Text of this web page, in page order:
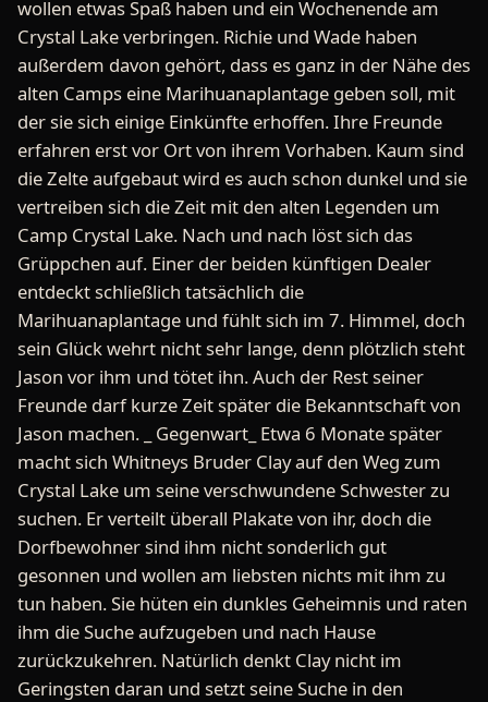
wollen etwas Spaß haben und ein Wochenende am
Crystal Lake verbringen. Richie und Wade haben
außerdem davon gehört, dass es ganz in der Nähe des
alten Camps eine Marihuanaplantage geben soll, mit
der sie sich einige Einkünfte erhoffen. Ihre Freunde
erfahren erst vor Ort von ihrem Vorhaben. Kaum sind
die Zelte aufgebaut wird es auch schon dunkel und sie
vertreiben sich die Zeit mit den alten Legenden um
Camp Crystal Lake. Nach und nach löst sich das
Grüppchen auf. Einer der beiden künftigen Dealer
entdeckt schließlich tatsächlich die
Marihuanaplantage und fühlt sich im 7. Himmel, doch
sein Glück wehrt nicht sehr lange, denn plötzlich steht
Jason vor ihm und tötet ihn. Auch der Rest seiner
Freunde darf kurze Zeit später die Bekanntschaft von
Jason machen. _ Gegenwart_ Etwa 6 Monate später
macht sich Whitneys Bruder Clay auf den Weg zum
Crystal Lake um seine verschwundene Schwester zu
suchen. Er verteilt überall Plakate von ihr, doch die
Dorfbewohner sind ihm nicht sonderlich gut
gesonnen und wollen am liebsten nichts mit ihm zu
tun haben. Sie hüten ein dunkles Geheimnis und raten
ihm die Suche aufzugeben und nach Hause
zurückzukehren. Natürlich denkt Clay nicht im
Geringsten daran und setzt seine Suche in den